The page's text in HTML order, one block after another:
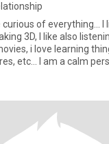
curious of everything... I
3D, I like also
i love learning
etc... I am a calm